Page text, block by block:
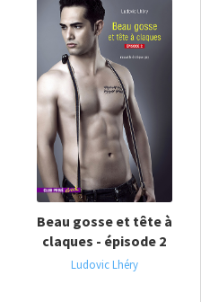
Beau gosse et tête à
claques - épisode 2
Ludovic Lhéry